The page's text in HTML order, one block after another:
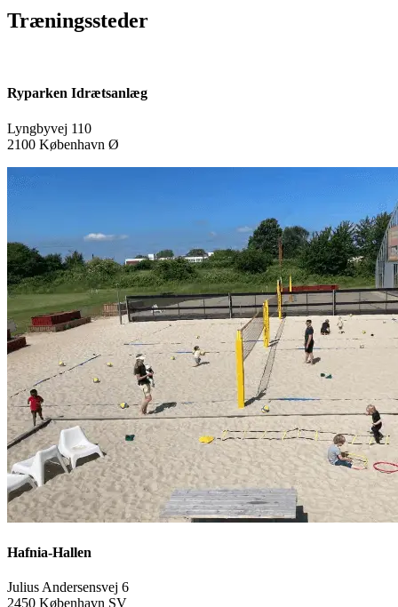
Træningssteder
Ryparken Idrætsanlæg
Lyngbyvej 110
2100 København Ø
Hafnia-Hallen
Julius Andersensvej 6
2450 København SV